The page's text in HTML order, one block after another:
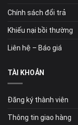
Chính sách đổi trả
Khiếu nại bồi thường
Liên hệ – Báo giá
TÀI KHOẢN
Đăng ký thành viên
Thông tin giao hàng